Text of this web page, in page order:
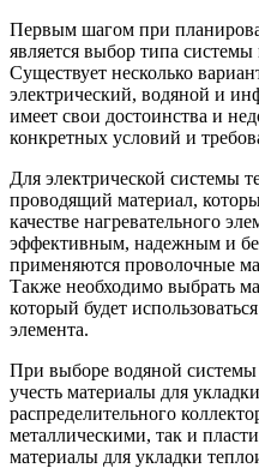
Первым шагом при
является выбор типа системы
Существует несколько
электрический, водяной и
имеет свои достоинства и
конкретных условий и
Для электрической системы
проводящий материал,
качестве нагревательного
эффективным, надежным и
применяются проволочные
Также необходимо выбрать
который будет
элемента.
При выборе водяной системы
учесть материалы для
распределительного
металлическими, так и
материалы для укладки